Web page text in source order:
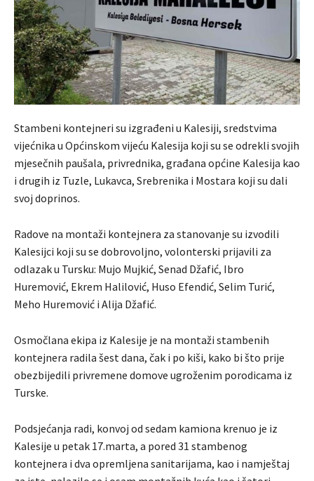
Stambeni kontejneri su izgrađeni u Kalesiji, sredstvima
vijećnika u Općinskom vijeću Kalesija koji su se odrekli svojih
mjesečnih paušala, privrednika, građana općine Kalesija kao
i drugih iz Tuzle, Lukavca, Srebrenika i Mostara koji su dali
svoj doprinos.
Radove na montaži kontejnera za stanovanje su izvodili
Kalesijci koji su se dobrovoljno, volonterski prijavili za
odlazak u Tursku: Mujo Mujkić, Senad Džafić, Ibro
Huremović, Ekrem Halilović, Huso Efendić, Selim Turić,
Meho Huremović i Alija Džafić.
Osmočlana ekipa iz Kalesije je na montaži stambenih
kontejnera radila šest dana, čak i po kiši, kako bi što prije
obezbijedili privremene domove ugroženim porodicama iz
Turske.
Podsjećanja radi, konvoj od sedam kamiona krenuo je iz
Kalesije u petak 17.marta, a pored 31 stambenog
kontejnera i dva opremljena sanitarijama, kao i namještaj